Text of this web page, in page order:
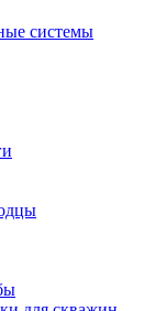
системы